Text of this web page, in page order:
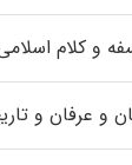
و کلام
و عرفان و